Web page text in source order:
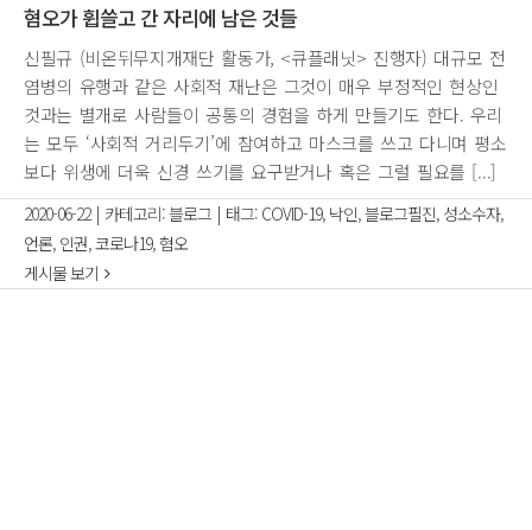
혐오가 휩쓸고 간 자리에 남은 것들
신필규 (비온뒤무지개재단 활동가, <큐플래닛> 진행자) 대규모 전
염병의 유행과 같은 사회적 재난은 그것이 매우 부정적인 현상인
것과는 별개로 사람들이 공통의 경험을 하게 만들기도 한다. 우리
는 모두 ‘사회적 거리두기’에 참여하고 마스크를 쓰고 다니며 평소
보다 위생에 더욱 신경 쓰기를 요구받거나 혹은 그럴 필요를 [...]
2020-06-22 | 카테고리:블로그 | 태그: COVID-19, 낙인,블로그필진, 성소수자,
언론, 인권,코로나19,혐오
게시물 보기